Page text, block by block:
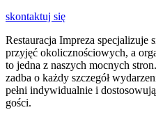
skontaktuj się
Restauracja Impreza specjalizuje
przyjęć okolicznościowych, a
to jedna z naszych mocnych
zadba o każdy szczegół
pełni indywidualnie i
gości.